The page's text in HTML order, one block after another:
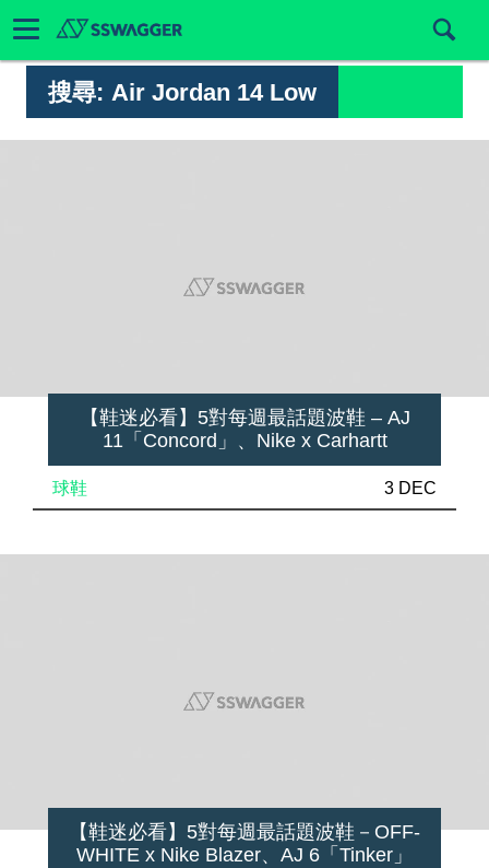
搜尋: Air Jordan 14 Low
【鞋迷必看】5對每週最話題波鞋 – AJ
11「Concord」、Nike x Carhartt
球鞋 3 DEC
【鞋迷必看】5對每週最話題波鞋－OFF-
WHITE x Nike Blazer、AJ 6「Tinker」